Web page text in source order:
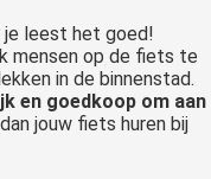
je leest het goed!
mensen op de fiets te
in de binnenstad.
en goedkoop om aan
jouw fiets huren bij